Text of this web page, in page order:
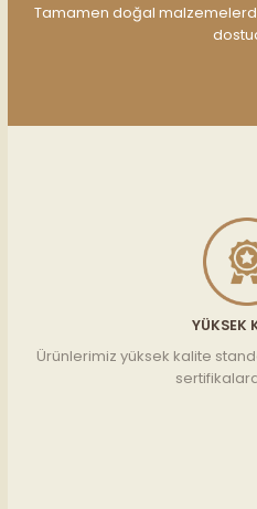
Tamamen doğal
YÜKSEK
Ürünlerimiz yüksek kalite